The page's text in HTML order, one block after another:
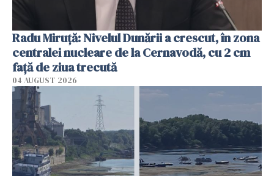
Radu Miruţă: Nivelul Dunării a crescut, în zona
centralei nucleare de la Cernavodă, cu 2 cm
faţă de ziua trecută
04 AUGUST 2026